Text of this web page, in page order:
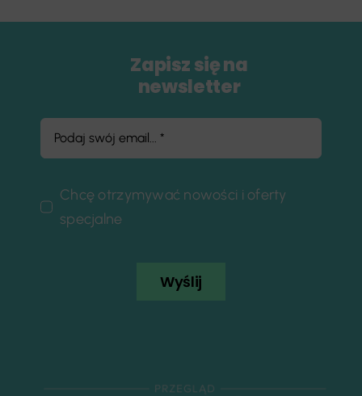
Zapisz się na
newsletter
Chcę otrzymywać nowości i oferty
specjalne
Wyślij